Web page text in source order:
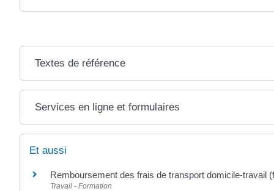
Textes de référence
Services en ligne et formulaires
Et aussi
Remboursement des frais de transport domicile-travail
Travail - Formation